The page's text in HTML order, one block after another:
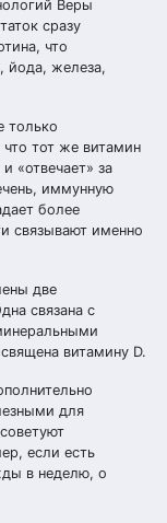
Веры
сразу
что
йода, железа,
только
что тот же витамин
«отвечает» за
иммунную
более
связывают именно
две
связана с
витамину D.
для
если есть
в неделю, о